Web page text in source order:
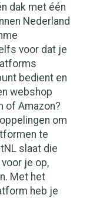
dak met één
Nederland
voor dat je
bedient en
webshop
of Amazon?
om
te
slaat die
je op,
Met het
heb je